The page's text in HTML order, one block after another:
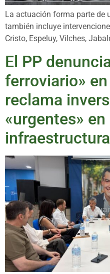
La actuación forma parte de
también incluye
Cristo, Espeluy, Vilches,
El PP
ferroviario»
reclama
«urgentes» en